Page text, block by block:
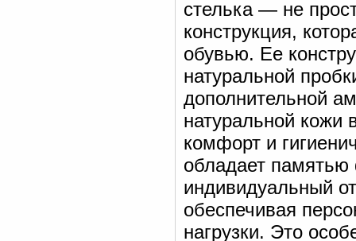
стелька — не
конструкция,
обувью. Ее
натуральной
дополнительной
натуральной
комфорт и
обладает
индивидуальный
обеспечивая
нагрузки. Это